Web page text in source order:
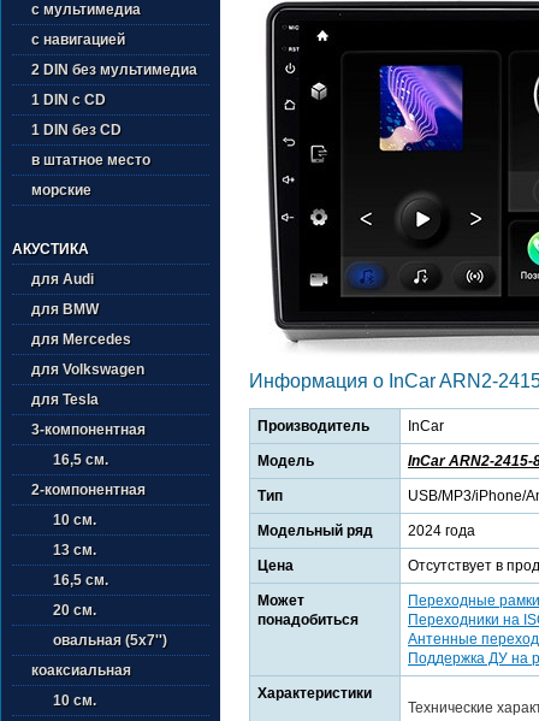
с мультимедиа
с навигацией
2 DIN без мультимедиа
1 DIN с CD
1 DIN без CD
в штатное место
морские
АКУСТИКА
для Audi
для BMW
для Mercedes
для Volkswagen
для Tesla
3-компонентная
16,5 см.
2-компонентная
10 см.
13 см.
16,5 см.
20 см.
овальная (5х7'')
коаксиальная
10 см.
Информация о InCar ARN2-
Производитель InCar
Модель InCar ARN2-2415-
Тип USB/MP3/iPhone/
Модельный ряд 2024 года
Цена Отсутствует в
Может
понадобиться
Переходные рамки
Переходники на
Антенные
Поддержка ДУ на
Характеристики
Технические